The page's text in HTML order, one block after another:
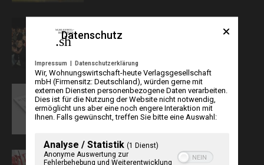
Schleswig-Holstein
Editorial
Curator Kemal Tufan: “Art has no
Datenschutz
Impressum Datenschutzerklärung
Wir, Wohnungswirtschaft-heute Verlagsgesellschaft
mbH (Firmensitz: Deutschland), würden gerne mit
externen Diensten personenbezogene Daten verarbeiten.
Dies ist für die Nutzung der Website nicht notwendig,
ermöglicht uns aber eine noch engere Interaktion mit
Ihnen. Falls gewünscht, treffen Sie bitte eine Auswahl:
Analyse / Statistik (1 Dienst)
Anonyme Auswertung zur
Fehlerbehebung und Weiterentwicklung